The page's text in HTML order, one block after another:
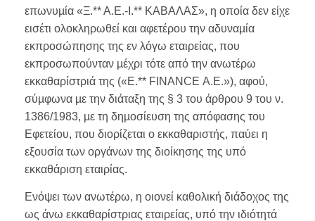
επωνυµία «Ξ.** Α.Ε.-Ι.** ΚΑΒΑΛΑΣ», η οποία δεν είχε
εισέτι ολοκληρωθεί και αφετέρου την αδυναµία
εκπροσώπησης της εν λόγω εταιρείας, που
εκπροσωπούνταν µέχρι τότε από την ανωτέρω
εκκαθαρίστριά της («Ε.** FINANCE Α.Ε.»), αφού,
σύµφωνα µε την διάταξη της § 3 του άρθρου 9 του ν.
1386/1983, µε τη δηµοσίευση της απόφασης του
Εφετείου, που διορίζεται ο εκκαθαριστής, παύει η
εξουσία των οργάνων της διοίκησης της υπό
εκκαθάριση εταιρίας.
Ενόψει των ανωτέρω, η οιονεί καθολική διάδοχος της
ως άνω εκκαθαρίστριας εταιρείας, υπό την ιδιότητά